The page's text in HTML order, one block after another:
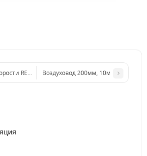
REB-1 N Soler&Palau
Воздуховод 200мм, 10м